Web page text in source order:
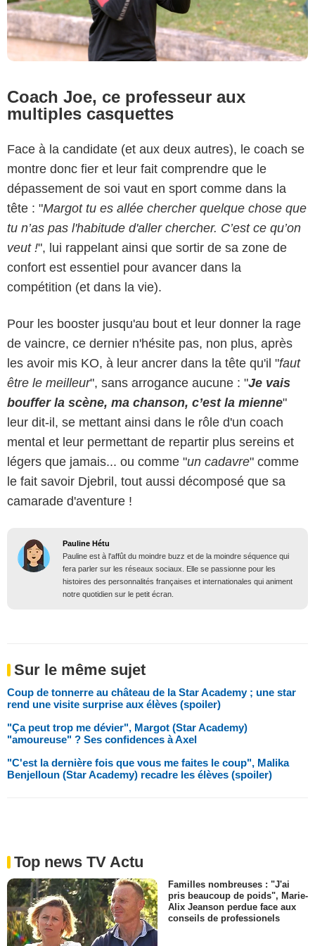
Coach Joe, ce professeur aux
multiples casquettes
Face à la candidate (et aux deux autres), le coach se
montre donc fier et leur fait comprendre que le
dépassement de soi vaut en sport comme dans la
tête : "Margot tu es allée chercher quelque chose que
tu n’as pas l'habitude d'aller chercher. C’est ce qu’on
veut !", lui rappelant ainsi que sortir de sa zone de
confort est essentiel pour avancer dans la
compétition (et dans la vie).
Pour les booster jusqu'au bout et leur donner la rage
de vaincre, ce dernier n'hésite pas, non plus, après
les avoir mis KO, à leur ancrer dans la tête qu'il "faut
être le meilleur", sans arrogance aucune : "Je vais
bouffer la scène, ma chanson, c’est la mienne"
leur dit-il, se mettant ainsi dans le rôle d'un coach
mental et leur permettant de repartir plus sereins et
légers que jamais... ou comme "un cadavre" comme
le fait savoir Djebril, tout aussi décomposé que sa
camarade d'aventure !
Pauline Hétu
Pauline est à l'affût du moindre buzz et de la moindre séquence qui
fera parler sur les réseaux sociaux. Elle se passionne pour les
histoires des personnalités françaises et internationales qui animent
notre quotidien sur le petit écran.
Sur le même sujet
Coup de tonnerre au château de la Star Academy ; une star
rend une visite surprise aux élèves (spoiler)
"Ça peut trop me dévier", Margot (Star Academy)
"amoureuse" ? Ses confidences à Axel
"C'est la dernière fois que vous me faites le coup", Malika
Benjelloun (Star Academy) recadre les élèves (spoiler)
Top news TV Actu
Familles nombreuses : "J'ai
pris beaucoup de poids", Marie-
Alix Jeanson perdue face aux
conseils de professionels